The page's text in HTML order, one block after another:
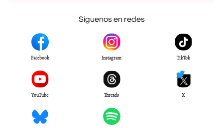
Síguenos en redes
Facebook Instagram TikTok
YouTube Threads X